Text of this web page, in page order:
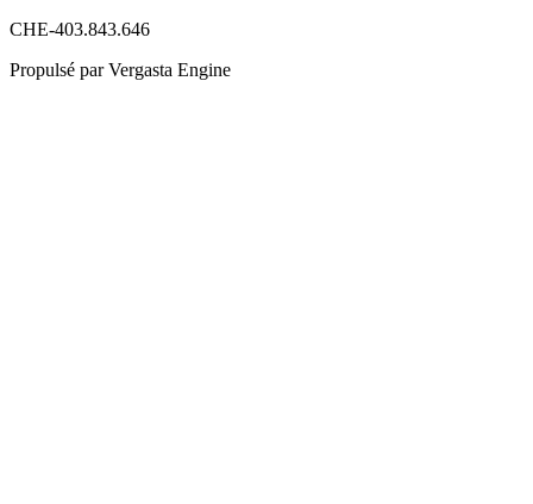
CHE-403.843.646
Propulsé par Vergasta Engine